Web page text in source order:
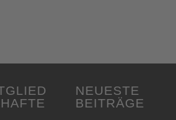
NEUESTE
BEITRÄGE